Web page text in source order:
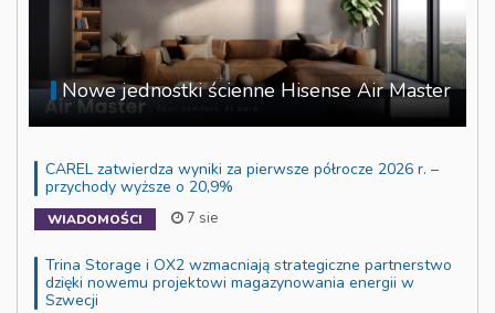
Nowe jednostki ścienne Hisense Air Master
CAREL zatwierdza wyniki za pierwsze półrocze 2026 r. –
przychody wyższe o 20,9%
WIADOMOŚCI 7 sie
Trina Storage i OX2 wzmacniają strategiczne partnerstwo
dzięki nowemu projektowi magazynowania energii w
Szwecji